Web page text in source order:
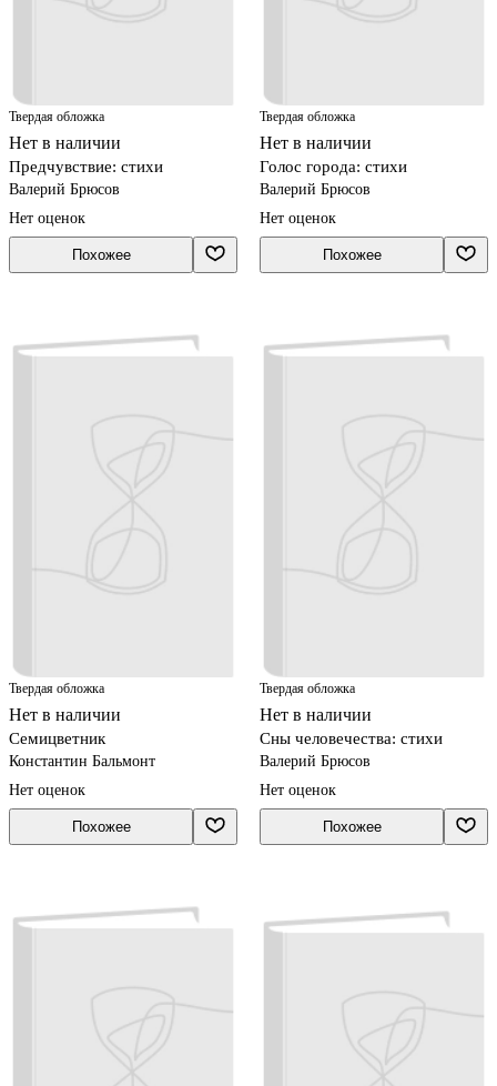
Твердая обложка
Нет в наличии
Предчувствие: стихи
Валерий Брюсов
Нет оценок
Похожее
Твердая обложка
Нет в наличии
Голос города: стихи
Валерий Брюсов
Нет оценок
Похожее
Твердая обложка
Нет в наличии
Семицветник
Константин Бальмонт
Нет оценок
Похожее
Твердая обложка
Нет в наличии
Сны человечества: стихи
Валерий Брюсов
Нет оценок
Похожее